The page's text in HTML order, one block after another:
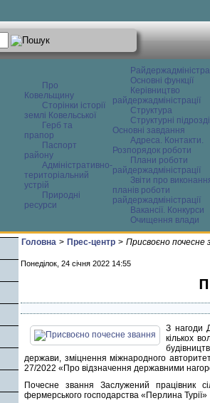
Про
Ковельщину
Сторінки історії
землі Ковельської
Герб та
прапор
Паспорт
району
Адміністративно-
територіальний
устрій
Природні
ресурси
Основні функції
Керівництво
райдержадміністрації
Структура
Структурні
Основні завдання
Адреса. Контакти.
Розпорядок роботи
Плани роботи
райдержадміністрації
Звіти про
планів роботи
райдержадміністрації
Вакансії. Конкурси
Очищення влади
Головна > Прес-центр > Присвоєно почесне
Понеділок, 24 січня 2022 14:55
З нагоди
кількох
держави, зміцнення міжнародного
27/2022 «Про відзначення державними
Почесне звання Заслужений працівник
фермерського господарства «Перлина